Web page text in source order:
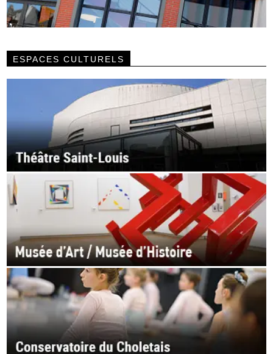
ESPACES CULTURELS